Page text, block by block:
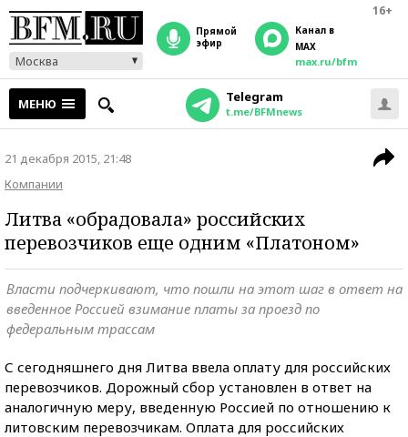
16+
Москва
прямой
эфир
Канал в
MAX
max.ru/bfm
МЕНЮ Telegram
t.me/BFMnews
21 декабря 2015, 21:48
Компании
Литва «обрадовала» российских
перевозчиков еще одним «Платоном»
Власти подчеркивают, что пошли на этот шаг в ответ на
введенное Россией взимание платы за проезд по
федеральным трассам
С сегодняшнего дня Литва ввела оплату для российских
перевозчиков. Дорожный сбор установлен в ответ на
аналогичную меру, введенную Россией по отношению к
литовским перевозчикам. Оплата для российских